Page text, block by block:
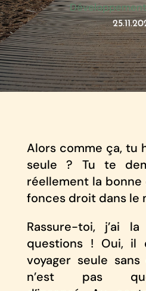
Alors comme ça, tu
seule ? Tu te
réellement la
fonces droit dans le
Rassure-toi, j’ai
questions ! Oui, il
voyager seule
n’est pas